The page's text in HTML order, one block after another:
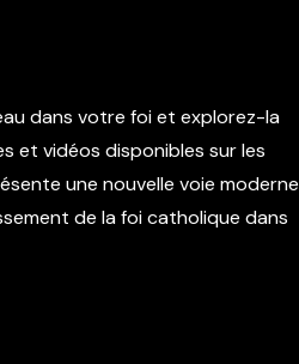
dans votre foi et explorez-la
et vidéos disponibles sur les
une nouvelle voie moderne
de la foi catholique dans